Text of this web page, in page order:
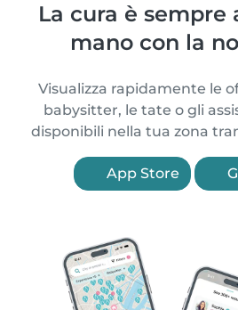
La cura è sempre
mano con la
Visualizza rapidamente le
babysitter, le tate o gli
disponibili nella tua zona
App Store